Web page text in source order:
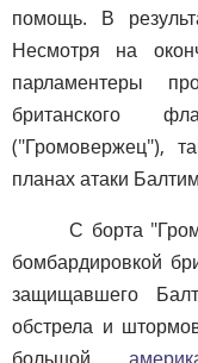
помощь. В
Несмотря на
парламентеры
британского
("Громовержец"),
планах атаки
С борта
бомбардировкой
защищавшего
обстрела и